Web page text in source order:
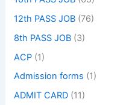
12th PASS JOB (76)
8th PASS JOB (3)
ACP (1)
Admission forms (1)
ADMIT CARD (11)